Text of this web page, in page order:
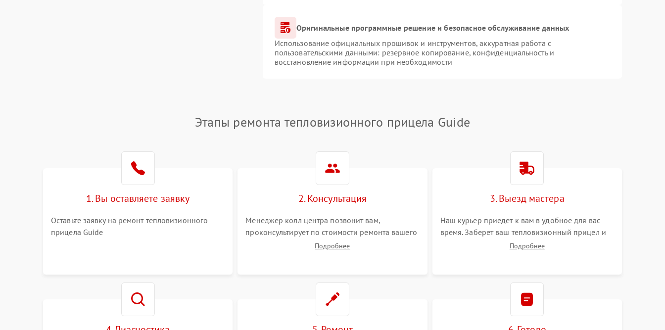
Оригинальные программные решение и безопасное обслуживание данных
Использование официальных прошивок и инструментов, аккуратная работа с
пользовательскими данными: резервное копирование, конфиденциальность и
восстановление информации при необходимости
Этапы ремонта тепловизионного прицела Guide
1. Вы оставляете заявку
Оставьте заявку на ремонт тепловизионного
прицела Guide
2. Консультация
Менеджер колл центра позвонит вам,
проконсультирует по стоимости ремонта вашего
тепловизионного прицела а также ответит на
Подробнее
3. Выезд мастера
Наш курьер приедет к вам в удобное для вас
время. Заберет ваш тепловизионный прицел и
привезет на склад для диагностики.
Подробнее